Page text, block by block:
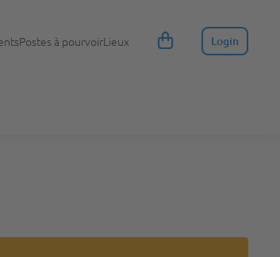
Postes à pourvoirLieux Login